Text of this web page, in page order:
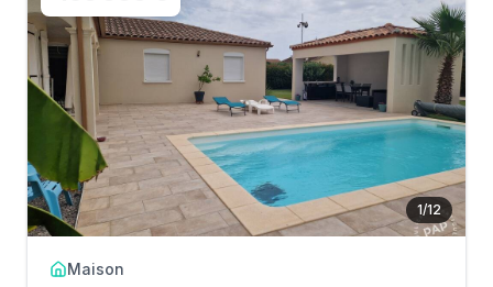
1/12
Maison